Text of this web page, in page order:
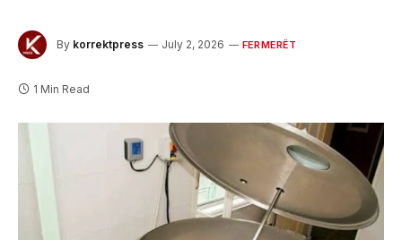
By korrektpress July 2, 2026 FERMERËT
1 Min Read